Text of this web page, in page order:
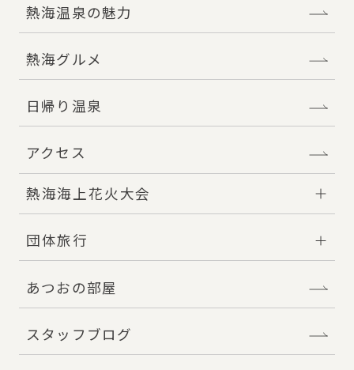
熱海温泉の魅力
熱海グルメ
日帰り温泉
アクセス
熱海海上花火大会
団体旅行
あつおの部屋
スタッフブログ